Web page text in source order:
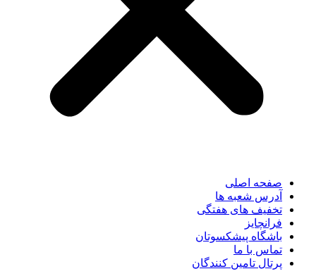
صفحه اصلی
آدرس شعبه ها
تخفیف های هفتگی
فرانچایز
باشگاه پیشکسوتان
تماس با ما
پرتال تامین کنندگان